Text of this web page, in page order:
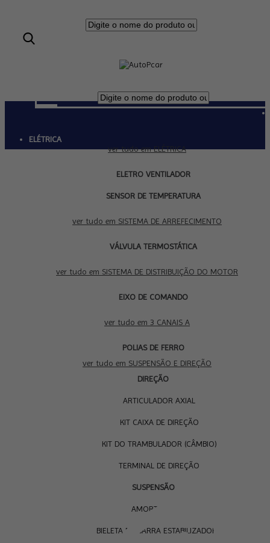
ELÉTRICA
ver tudo em ELÉTRICA
ELETRO VENTILADOR
SENSOR DE TEMPERATURA
ver tudo em SISTEMA DE ARREFECIMENTO
VÁLVULA TERMOSTÁTICA
ver tudo em SISTEMA DE DISTRIBUIÇÃO DO MOTOR
EIXO DE COMANDO
ver tudo em 3 CANAIS A
POLIAS DE FERRO
ver tudo em SUSPENSÃO E DIREÇÃO
DIREÇÃO
ARTICULADOR AXIAL
KIT CAIXA DE DIREÇÃO
KIT DO TRAMBULADOR (CÂMBIO)
TERMINAL DE DIREÇÃO
SUSPENSÃO
AMORTECEDOR
BIELETA DA BARRA ESTABILIZADORA